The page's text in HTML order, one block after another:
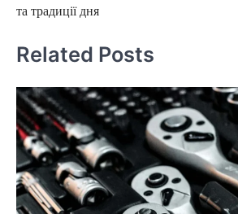
та традиції дня
Related Posts